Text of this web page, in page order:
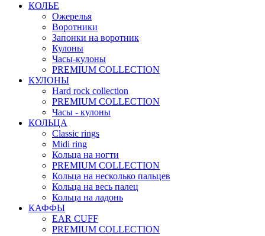
КОЛЬЕ
Ожерелья
Воротники
Запонки на воротник
Кулоны
Часы-кулоны
PREMIUM COLLECTION
КУЛОНЫ
Hard rock collection
PREMIUM COLLECTION
Часы - кулоны
КОЛЬЦА
Classic rings
Midi ring
Кольца на ногти
PREMIUM COLLECTION
Кольца на несколько пальцев
Кольца на весь палец
Кольца на ладонь
КАФФЫ
EAR CUFF
PREMIUM COLLECTION